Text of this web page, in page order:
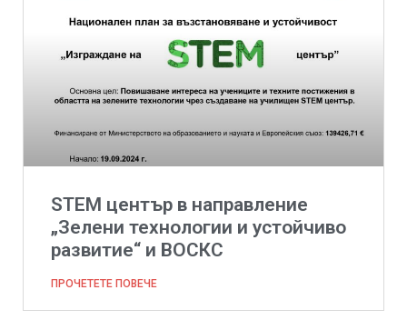
STEM център в направление
„Зелени технологии и устойчиво
развитие“ и ВОСКС
ПРОЧЕТЕТЕ ПОВЕЧЕ